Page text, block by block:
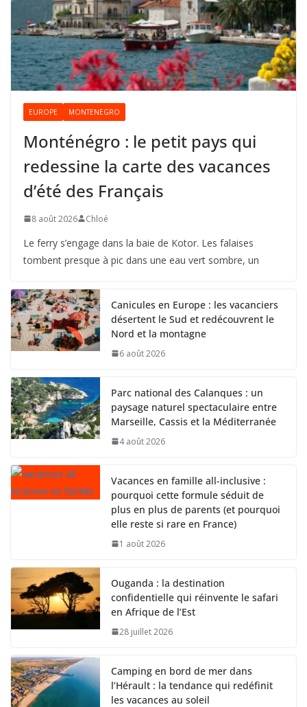
EUROPE MONTENEGRO
Monténégro : le petit pays qui
redessine la carte des vacances
d’été des Français
8 août 2026 Chloé
Le ferry s’engage dans la baie de Kotor. Les falaises
tombent presque à pic dans une eau vert sombre, un
Canicules en Europe : les vacanciers
désertent le Sud et redécouvrent le
Nord et la montagne
6 août 2026
Parc national des Calanques : un
paysage naturel spectaculaire entre
Marseille, Cassis et la Méditerranée
4 août 2026
Vacances en famille all-inclusive :
pourquoi cette formule séduit de
plus en plus de parents (et pourquoi
elle reste si rare en France)
1 août 2026
Ouganda : la destination
confidentielle qui réinvente le safari
en Afrique de l’Est
28 juillet 2026
Camping en bord de mer dans
l’Hérault : la tendance qui redéfinit
les vacances au soleil